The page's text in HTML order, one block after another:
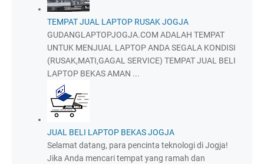
TEMPAT JUAL LAPTOP RUSAK JOGJA
GUDANGLAPTOPJOGJA.COM ADALAH TEMPAT
UNTUK MENJUAL LAPTOP ANDA SEGALA KONDISI
(RUSAK,MATI,GAGAL SERVICE) TEMPAT JUAL BELI
LAPTOP BEKAS AMAN ...
JUAL BELI LAPTOP BEKAS JOGJA
Selamat datang, para pencinta teknologi di Jogja!
Jika Anda mencari tempat yang ramah dan